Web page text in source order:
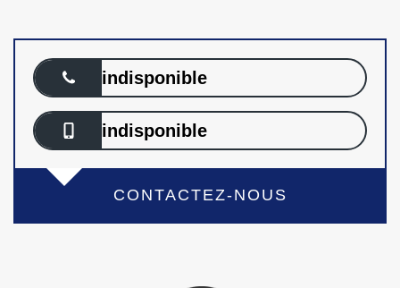
indisponible
indisponible
CONTACTEZ-NOUS